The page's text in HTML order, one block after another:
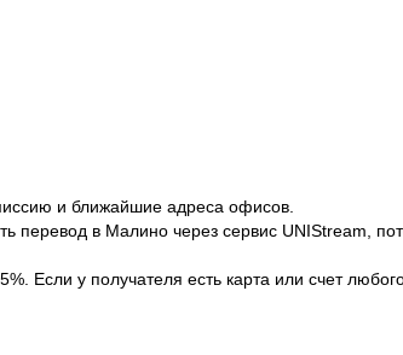
и ближайшие адреса офисов.
в Малино через сервис UNIStream,
Если у получателя есть карта или счет